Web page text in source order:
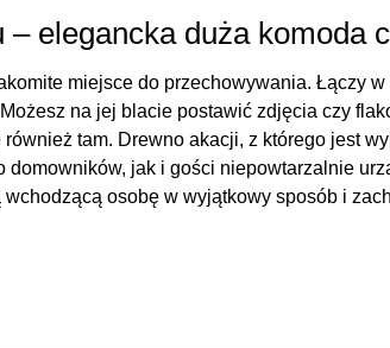
elegancka duża komoda
miejsce do przechowywania. Łączy
na jej blacie postawić zdjęcia czy
tam. Drewno akacji, z którego jest
jak i gości niepowtarzalnie
osobę w wyjątkowy sposób i